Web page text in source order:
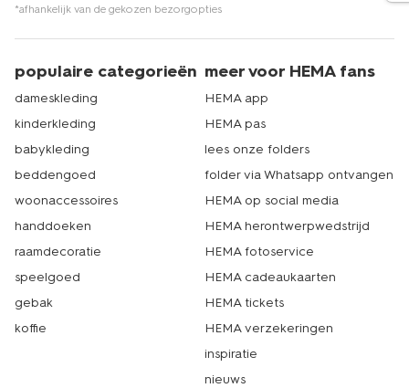
*afhankelijk van de gekozen bezorgopties
populaire categorieën
dameskleding
kinderkleding
babykleding
beddengoed
woonaccessoires
handdoeken
raamdecoratie
speelgoed
gebak
koffie
meer voor HEMA fans
HEMA app
HEMA pas
lees onze folders
folder via Whatsapp ontvangen
HEMA op social media
HEMA herontwerpwedstrijd
HEMA fotoservice
HEMA cadeaukaarten
HEMA tickets
HEMA verzekeringen
inspiratie
nieuws